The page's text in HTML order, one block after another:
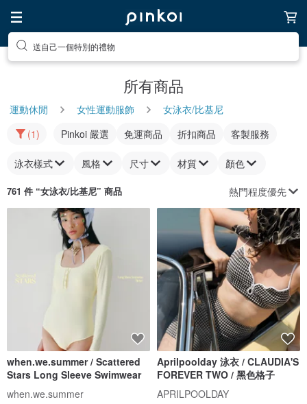
送自己一個特別的禮物
所有商品
運動休閒 女性運動服飾
女泳衣/比基尼
(1)
Pinkoi 嚴選 免運商品 折扣商品 客製服務
泳衣樣式 風格 尺寸 材質 顏色
761 件 “女泳衣/比基尼” 商品 熱門程度優先
when.we.summer / Scattered
Stars Long Sleeve Swimwear
when.we.summer
Aprilpoolday 泳衣 / CLAUDIA'S
FOREVER TWO / 黑色格子
APRILPOOLDAY